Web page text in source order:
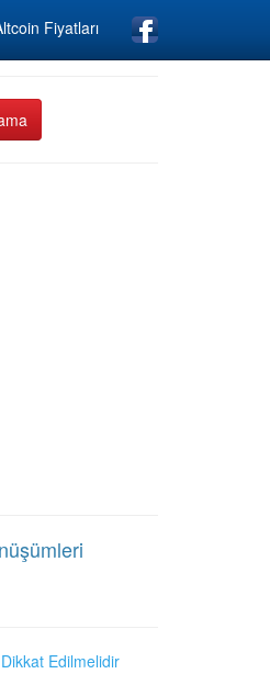
Fiyatları
Edilmelidir